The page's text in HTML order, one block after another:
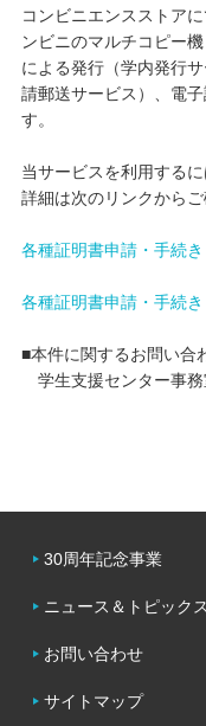
コンビニエンスストア
ンビニのマルチコピー
による発行（学内発行
請郵送サービス）、電
す。
当サービスを利用する
詳細は次のリンクからご
各種証明書申請・手続き
各種証明書申請・手続き
■本件に関するお問い合
学生支援センター事
30周年記念事業
ニュース＆トピックス
お問い合わせ
サイトマップ